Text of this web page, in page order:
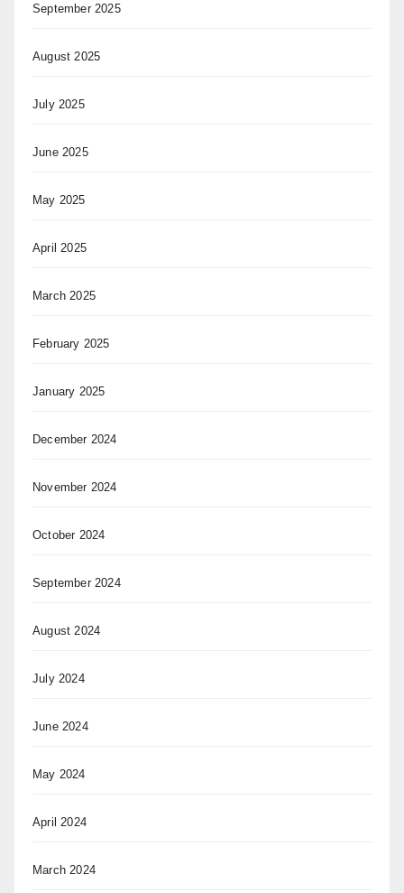
September 2025
August 2025
July 2025
June 2025
May 2025
April 2025
March 2025
February 2025
January 2025
December 2024
November 2024
October 2024
September 2024
August 2024
July 2024
June 2024
May 2024
April 2024
March 2024